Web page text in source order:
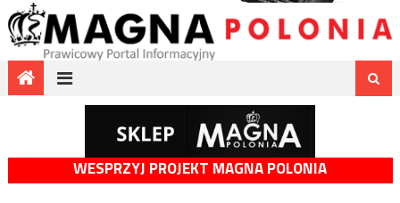
WESPRZYJ PROJEKT MAGNA POLONIA